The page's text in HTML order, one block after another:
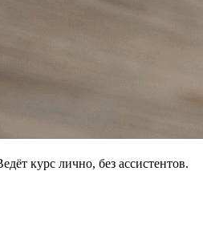
курс лично, без ассистентов.